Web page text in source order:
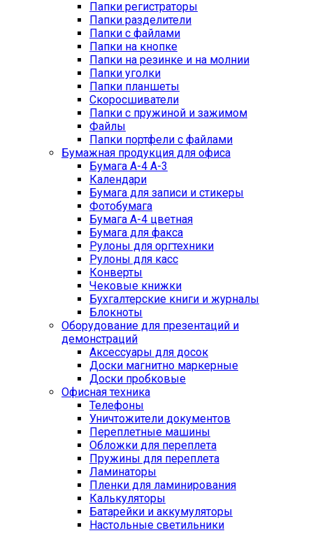
Папки регистраторы
Папки разделители
Папки с файлами
Папки на кнопке
Папки на резинке и на молнии
Папки уголки
Папки планшеты
Скоросшиватели
Папки с пружиной и зажимом
Файлы
Папки портфели с файлами
Бумажная продукция для офиса
Бумага А-4 А-3
Календари
Бумага для записи и стикеры
Фотобумага
Бумага А-4 цветная
Бумага для факса
Рулоны для оргтехники
Рулоны для касс
Конверты
Чековые книжки
Бухгалтерские книги и журналы
Блокноты
Оборудование для презентаций и
демонстраций
Аксессуары для досок
Доски магнитно маркерные
Доски пробковые
Офисная техника
Телефоны
Уничтожители документов
Переплетные машины
Обложки для переплета
Пружины для переплета
Ламинаторы
Пленки для ламинирования
Калькуляторы
Батарейки и аккумуляторы
Настольные светильники